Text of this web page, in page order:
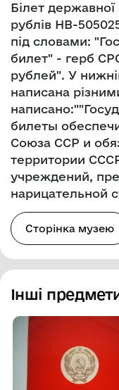
Білет
рублів НВ-
під словами:
билет" - герб
рублей". У
написана
билеты
Союза ССР и
территории
учреждений,
нарицательной
Сторінка музею
Інші